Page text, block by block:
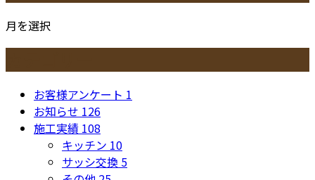
月を選択
お客様アンケート 1
お知らせ 126
施工実績 108
キッチン 10
サッシ交換 5